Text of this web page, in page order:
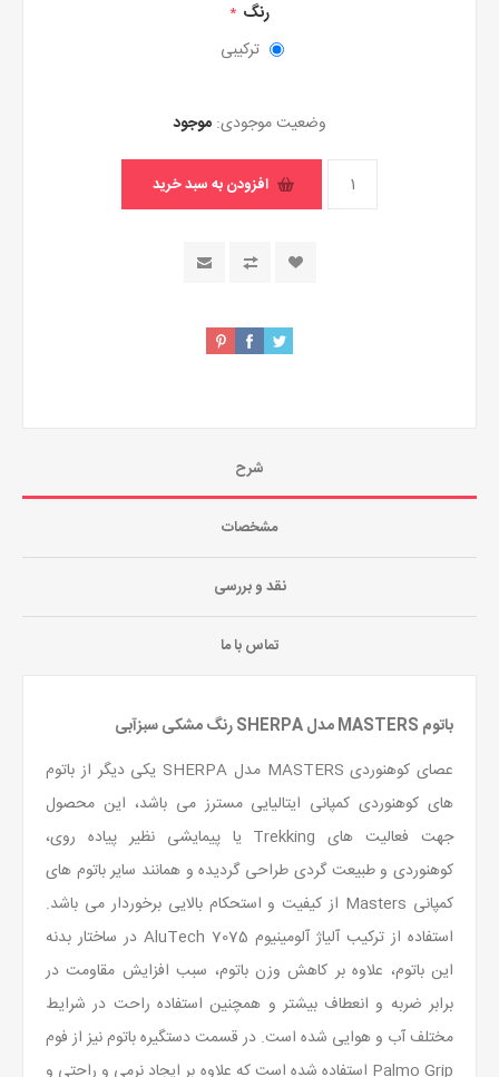
رنگ *
ترکیبی
وضعیت موجودی: موجود
شرح
مشخصات
نقد و بررسی
تماس با ما
باتوم MASTERS مدل SHERPA رنگ مشکی سبزآبی
عصای کوهنوردی MASTERS مدل SHERPA یکی دیگر از باتوم
های کوهنوردی کمپانی ایتالیایی مسترز می باشد، این محصول
جهت فعالیت های Trekking یا پیمایشی نظیر پیاده روی،
کوهنوردی و طبیعت گردی طراحی گردیده و همانند سایر باتوم های
کمپانی Masters از کیفیت و استحکام بالایی برخوردار می باشد.
استفاده از ترکیب آلیاژ آلومینیوم AluTech 7075 در ساختار بدنه
این باتوم، علاوه بر کاهش وزن باتوم، سبب افزایش مقاومت در
برابر ضربه و انعطاف بیشتر و همچنین استفاده راحت در شرایط
مختلف آب و هوایی شده است. در قسمت دستگیره باتوم نیز از فوم